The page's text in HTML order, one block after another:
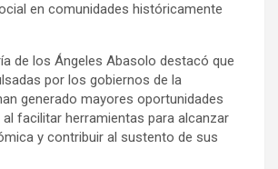
en comunidades históricamente
de los Ángeles Abasolo destacó que
por los gobiernos de la
generado mayores oportunidades
facilitar herramientas para alcanzar
y contribuir al sustento de sus